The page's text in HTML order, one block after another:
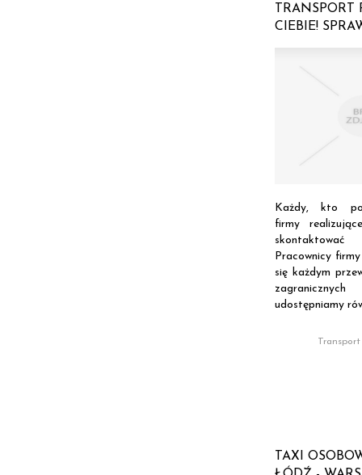
CIEBIE!
Każdy, kto
firmy
Pracownicy
się każdym
udostępniamy
Transport
TAXI